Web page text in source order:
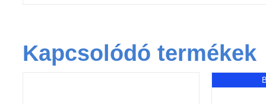
Kapcsolódó termékek